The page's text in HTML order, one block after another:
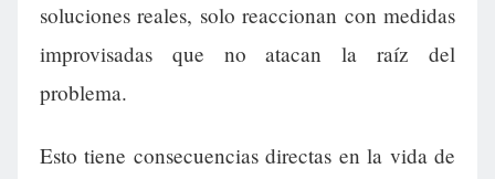
soluciones reales, solo reaccionan con medidas
improvisadas que no atacan la raíz del
problema.
Esto tiene consecuencias directas en la vida de